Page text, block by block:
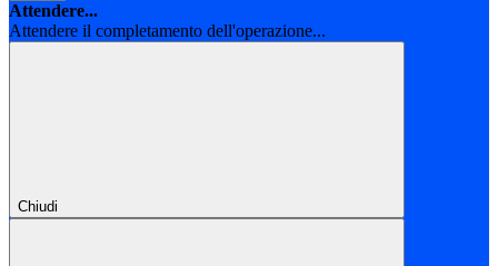
Attendere...
Attendere il completamento dell'operazione...
Chiudi